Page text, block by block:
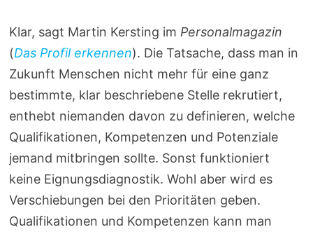
Klar, sagt Martin Kersting im Personalmagazin
(Das Profil erkennen). Die Tatsache, dass man in
Zukunft Menschen nicht mehr für eine ganz
bestimmte, klar beschriebene Stelle rekrutiert,
enthebt niemanden davon zu definieren, welche
Qualifikationen, Kompetenzen und Potenziale
jemand mitbringen sollte. Sonst funktioniert
keine Eignungsdiagnostik. Wohl aber wird es
Verschiebungen bei den Prioritäten geben.
Qualifikationen und Kompetenzen kann man